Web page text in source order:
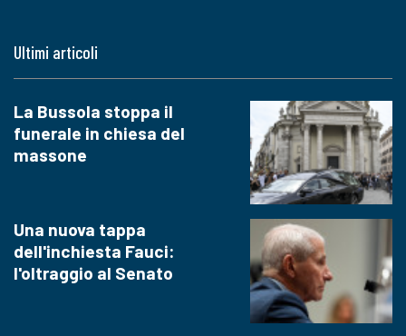
Ultimi articoli
La Bussola stoppa il
funerale in chiesa del
massone
Una nuova tappa
dell'inchiesta Fauci:
l'oltraggio al Senato